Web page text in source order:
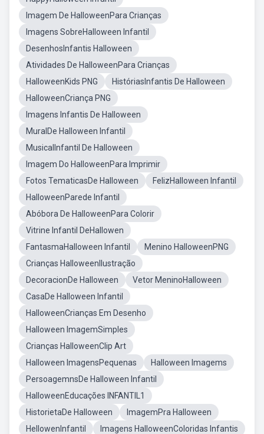
Imagem De HalloweenPara Crianças
Imagens SobreHalloween Infantil
DesenhosInfantis Halloween
Atividades De HalloweenPara Crianças
HalloweenKids PNG
HistóriasInfantis De Halloween
HalloweenCriança PNG
Imagens Infantis De Halloween
MuralDe Halloween Infantil
MusicalInfantil De Halloween
Imagem Do HalloweenPara Imprimir
Fotos TematicasDe Halloween
FelizHalloween Infantil
HalloweenParede Infantil
Abóbora De HalloweenPara Colorir
Vitrine Infantil DeHallowen
FantasmaHalloween Infantil
Menino HalloweenPNG
Crianças HalloweenIlustração
DecoracionDe Halloween
Vetor MeninoHalloween
CasaDe Halloween Infantil
HalloweenCrianças Em Desenho
Halloween ImagemSimples
Crianças HalloweenClip Art
Halloween ImagensPequenas
Halloween Imagems
PersoagemnsDe Halloween Infantil
HalloweenEducações INFANTIL1
HistorietaDe Halloween
ImagemPra Halloween
HellowenInfantil
Imagens HalloweenColoridas Infantis